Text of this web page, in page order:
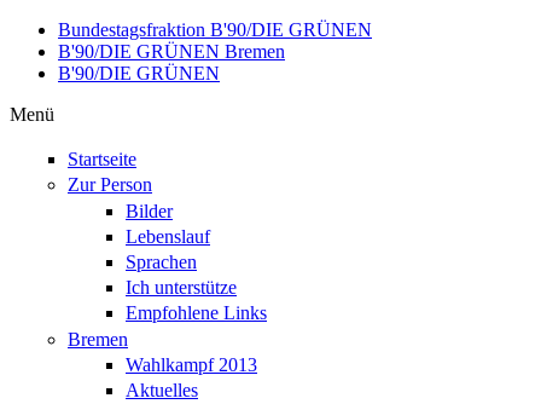
Direkt zum Inhalt
Bundestagsfraktion B'90/DIE GRÜNEN
B'90/DIE GRÜNEN Bremen
B'90/DIE GRÜNEN
Menü
Startseite
Zur Person
Bilder
Lebenslauf
Sprachen
Ich unterstütze
Empfohlene Links
Bremen
Wahlkampf 2013
Aktuelles